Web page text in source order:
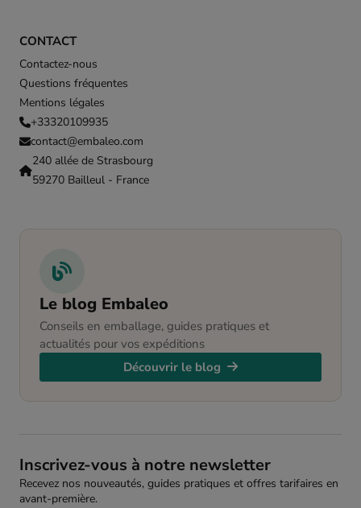
CONTACT
Contactez-nous
Questions fréquentes
Mentions légales
+33320109935
contact@embaleo.com
240 allée de Strasbourg
59270 Bailleul - France
Le blog Embaleo
Conseils en emballage, guides pratiques et
actualités pour vos expéditions
Découvrir le blog
Inscrivez-vous à notre newsletter
Recevez nos nouveautés, guides pratiques et offres tarifaires en
avant-première.